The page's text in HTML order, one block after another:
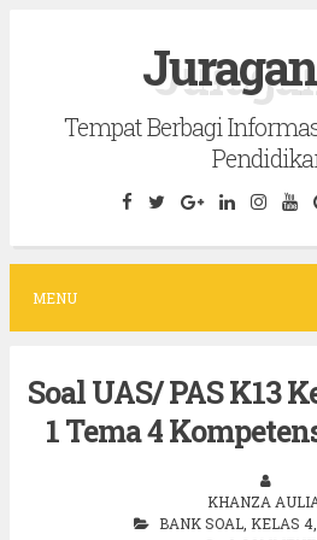
c
Tempat Berbagi
MENU
Soal UAS/ PAS K13
1 Tema 4
KHANZA
BANK SOAL KELAS 4